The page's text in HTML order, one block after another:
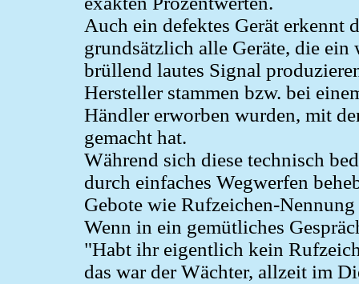
Auch ein defektes Gerät erkennt
grundsätzlich alle Geräte, die ein
brüllend lautes Signal
Hersteller stammen bzw. bei
Händler erworben wurden, mit
gemacht hat.
Während sich diese technisch
durch einfaches Wegwerfen
Gebote wie Rufzeichen-
Wenn in ein gemütliches
"Habt ihr eigentlich kein
das war der Wächter, allzeit im